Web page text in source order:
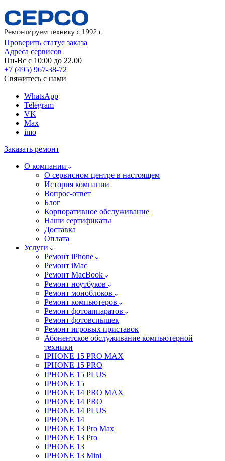
Проверить статус заказа
Адреса сервисов
Пн-Вс с 10:00 до 22.00
+7 (495) 967-38-72
Свяжитесь с нами
WhatsApp
Telegram
VK
Max
imo
Заказать ремонт
О компании
О сервисном центре в настоящем
История компании
Вопрос-ответ
Блог
Корпоративное обслуживание
Наши сертификаты
Доставка
Оплата
Услуги
Ремонт iPhone
Ремонт iMac
Ремонт MacBook
Ремонт ноутбуков
Ремонт моноблоков
Ремонт компьютеров
Ремонт фотоаппаратов
Ремонт фотовспышек
Ремонт игровых приставок
Абонентское обслуживание компьютерной
техники
IPHONE 15 PRO MAX
IPHONE 15 PRO
IPHONE 15 PLUS
IPHONE 15
IPHONE 14 PRO MAX
IPHONE 14 PRO
IPHONE 14 PLUS
IPHONE 14
IPHONE 13 Pro Max
IPHONE 13 Pro
IPHONE 13
IPHONE 13 Mini